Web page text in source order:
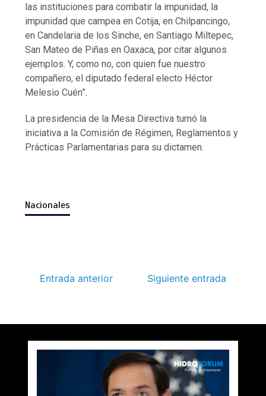
las instituciones para combatir la impunidad, la
impunidad que campea en Cotija, en Chilpancingo,
en Candelaria de los Sinche, en Santiago Miltepec,
San Mateo de Piñas en Oaxaca, por citar algunos
ejemplos. Y, como no, con quien fue nuestro
compañero, el diputado federal electo Héctor
Melesio Cuén”.
La presidencia de la Mesa Directiva turnó la
iniciativa a la Comisión de Régimen, Reglamentos y
Prácticas Parlamentarias para su dictamen.
Nacionales
Entrada anterior Siguiente entrada